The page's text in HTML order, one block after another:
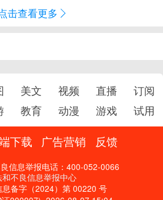
击查看更多
美文 视频 直播
订阅
教育 动漫 游戏 试用
下载 广告营销 反馈
信息举报电话：400-052-0066
和不良信息举报中心
备字（2024）第 00220 号